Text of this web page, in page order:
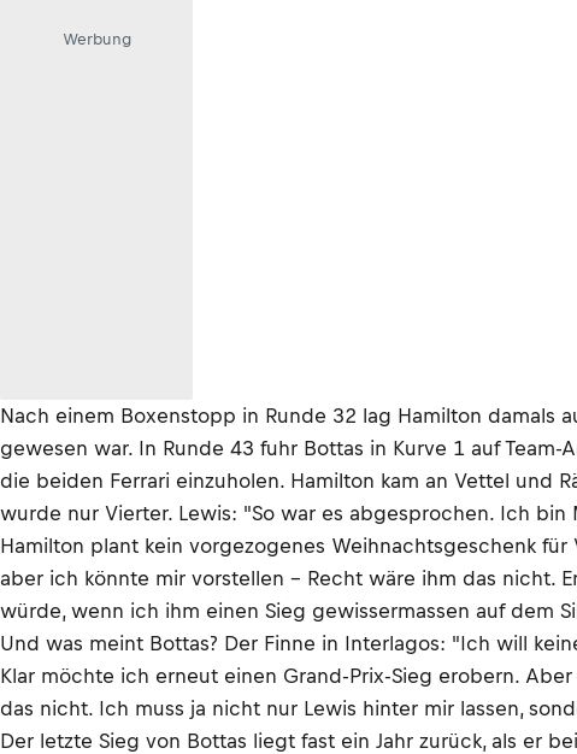
Werbung
Nach einem Boxenstopp in Runde 32 lag Hamilton damals
gewesen war. In Runde 43 fuhr Bottas in Kurve 1 auf
die beiden Ferrari einzuholen. Hamilton kam an Vettel und
wurde nur Vierter. Lewis: "So war es abgesprochen. Ich
Hamilton plant kein vorgezogenes Weihnachtsgeschenk
aber ich könnte mir vorstellen – Recht wäre ihm das nicht.
würde, wenn ich ihm einen Sieg gewissermassen auf dem
Und was meint Bottas? Der Finne in Interlagos: "Ich will
Klar möchte ich erneut einen Grand-Prix-Sieg erobern.
das nicht. Ich muss ja nicht nur Lewis hinter mir lassen,
Der letzte Sieg von Bottas liegt fast ein Jahr zurück, als er